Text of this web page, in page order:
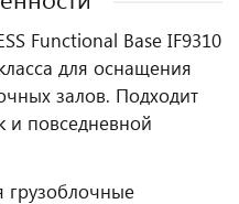
Functional Base IF9310
для оснащения
залов. Подходит
и повседневной
грузоблочные